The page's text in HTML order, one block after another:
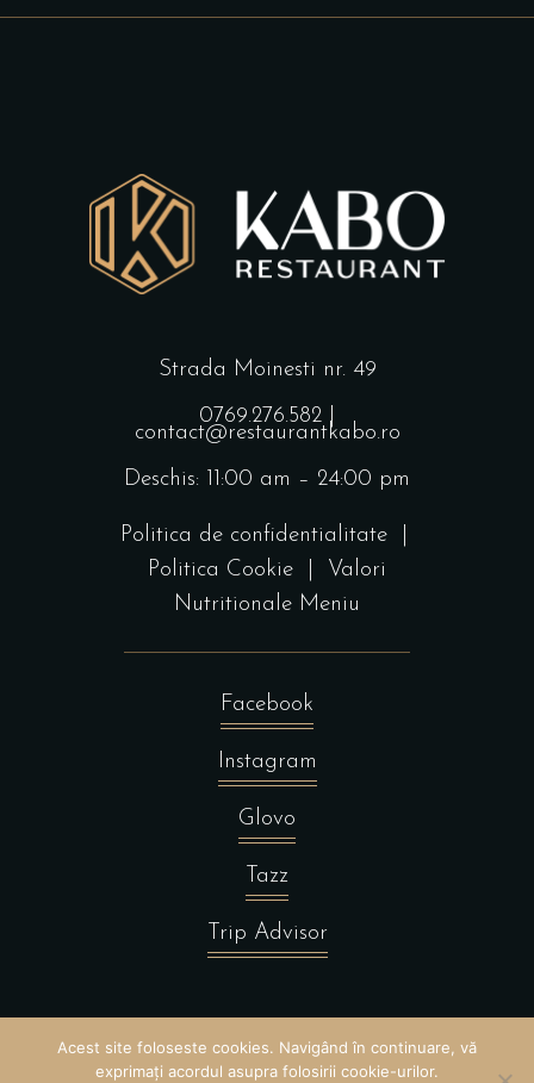
Strada Moinesti nr. 49
0769.276.582 |
contact@restaurantkabo.ro
Deschis: 11:00 am – 24:00 pm
Politica de confidentialitate|
Politica Cookie
Valori
Nutritionale Meniu
Facebook
Instagram
Glovo
Tazz
Trip Advisor
Acest site foloseste cookies. Navigând în continuare, vă
exprimați acordul asupra folosirii cookie-urilor.